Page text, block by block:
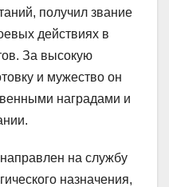
получил звание
действиях в
За высокую
и мужество он
наградами и
на службу
назначения,